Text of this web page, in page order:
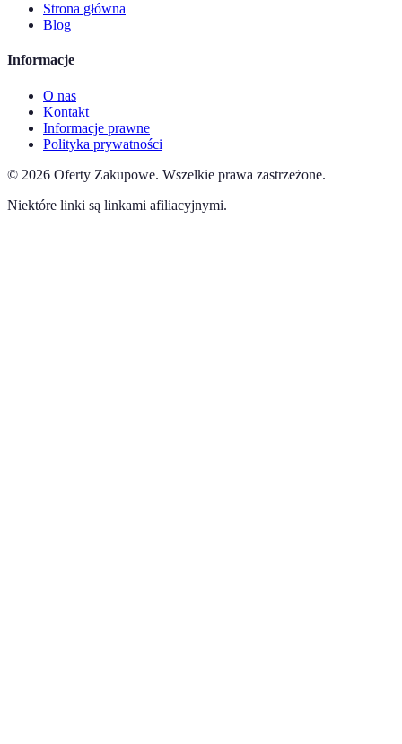
Strona główna
Blog
Informacje
O nas
Kontakt
Informacje prawne
Polityka prywatności
© 2026 Oferty Zakupowe. Wszelkie prawa zastrzeżone.
Niektóre linki są linkami afiliacyjnymi.